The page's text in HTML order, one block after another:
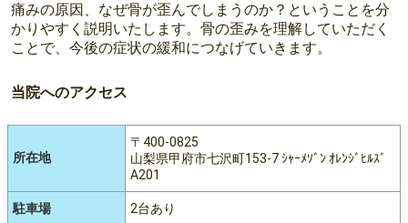
痛みの原因、なぜ骨が歪んでしまうのか？ということを分
かりやすく説明いたします。骨の歪みを理解していただく
ことで、今後の症状の緩和につなげていきます。
当院へのアクセス
所在地
〒400-0825
山梨県甲府市七沢町153-7 ｼｬｰﾒｿﾞﾝ ｵﾚﾝｼﾞﾋﾙｽﾞ
A201
駐車場 2台あり